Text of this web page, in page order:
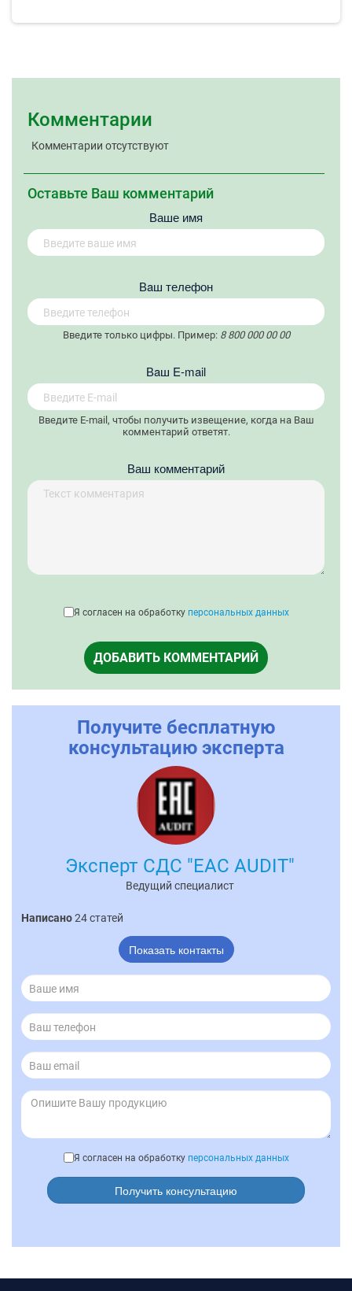
Комментарии
Комментарии отсутствуют
Оставьте Ваш комментарий
Ваше имя
Вaш телефон
Введите только цифры. Пример: 8 800 000 00 00
Вaш E-mail
Введите E-mail, чтобы получить извещение, когда на Ваш
комментарий ответят.
Ваш комментарий
Я согласен на обработку персональных данных
ДОБАВИТЬ КОММЕНТАРИЙ
Получите бесплатную
консультацию эксперта
Эксперт СДС "EAC AUDIT"
Ведущий специалист
Написано24 статей
Показать контакты
Я согласен на обработку персональных данных
Получить консультацию